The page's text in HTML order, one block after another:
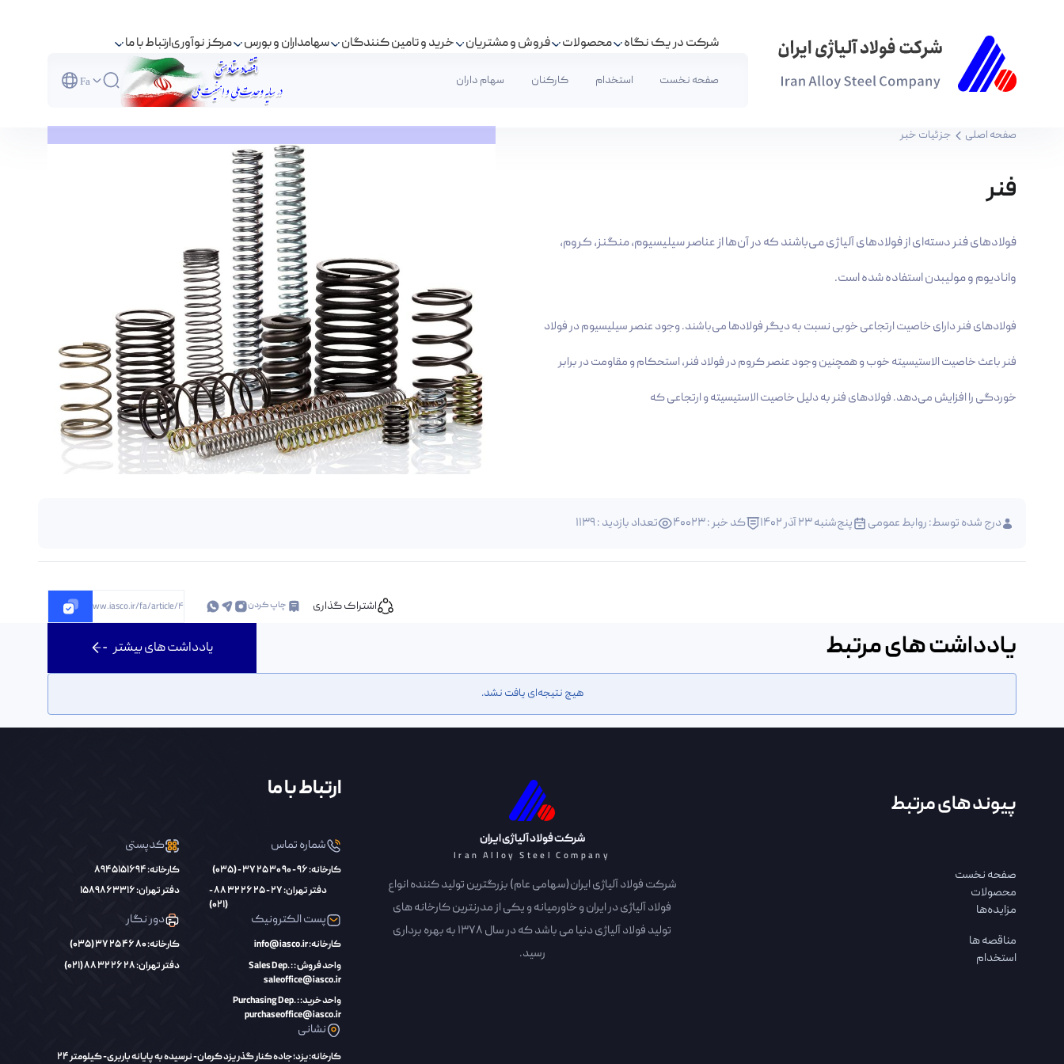
صفحه نخست استخدام کارکنان سهام داران Fa
شرکت در یک نگاه محصولات فروش و مشتریان خرید و تامین کنندگان سهامداران و بورس مرکز نوآوریارتباط با ما
فنر - شرکت فولاد آلیاژی ایران(سهامی عام)
صفحه اصلی جزئیات خبر
فنر
فولاد‌های فنر دسته‌ای از فولاد‌های آلیاژی می‌باشند که در آن‌ها از عناصر سیلیسیوم، منگنز، کروم،
وانادیوم و مولیبدن استفاده شده است.
فولاد‌های فنر دارای خاصیت ارتجاعی خوبی نسبت به دیگر فولاد‌ها می‌باشند. وجود عنصر سیلیسیوم در فولاد
فنر باعث خاصیت الاستیسیته خوب و همچنین وجود عنصر کروم در فولاد فنر، استحکام و مقاومت در برابر
خوردگی را افزایش می‌دهد. فولاد‌های فنر به دلیل خاصیت الاستیسیته و ارتجاعی که
درج شده توسط:روابط عمومی پنج‌شنبه 23 آذر 1402 کد خبر : 40023 تعداد بازدید : 1139
اشتراک گذاری چاپ کردن https://www.iasco.ir/fa/article/40023
یادداشت های مرتبط یادداشت های بیشتر
هیچ نتیجه‌ای یافت نشد.
شرکت فولاد آلیاژی ایران
Iran Alloy Steel Company
شرکت فولاد آلیاژی ایران(سهامی عام) بزرگترین تولید کننده انواع
فولاد آلیاژی در ایران و خاورمیانه و یکی از مدرنترین کارخانه های
تولید فولاد آلیاژی دنیا می باشد که در سال 1378 به بهره برداری
رسید.
پیوند های مرتبط
صفحه نخست
محصولات
مزایده‌ها
مناقصه ها
استخدام
ارتباط با ما
شماره تماس
کارخانه: 96 - 90 30 25 37 - (035)
دفتر تهران: 27 - 25 26 32 88 -
(021)
کدپستی
کارخانه: 8945151694
دفتر تهران: 1589863316
پست الکترونیک
کارخانه: info@iasco.ir
واحد فروش : Sales Dep. :
saleoffice@iasco.ir
واحد خرید: Purchasing Dep. :
purchaseoffice@iasco.ir
دور نگار
کارخانه: 80 46 25 37 (035)
دفتر تهران: 28 26 32 88 (021)
نشانی
کارخانه: یزد؛ جاده کنار گذر یزد کرمان- نرسیده به پایانه باربری- کیلومتر 24